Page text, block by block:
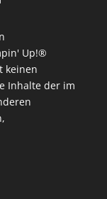
Up!®
keinen
Inhalte der im